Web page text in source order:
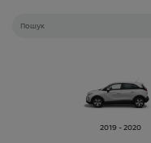
2019 - 2020